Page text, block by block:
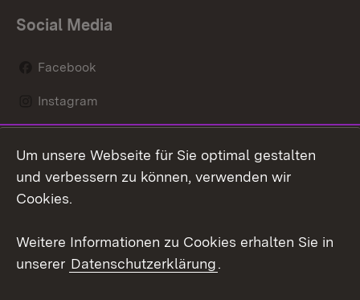
Social Media
Facebook
Instagram
Mastodon
Youtube
Kontakt
Datenschutz
Um unsere Webseite für Sie optimal gestalten
und verbessern zu können, verwenden wir
Cookies.
Weitere Informationen zu Cookies erhalten Sie in
unserer Datenschutzerklärung.